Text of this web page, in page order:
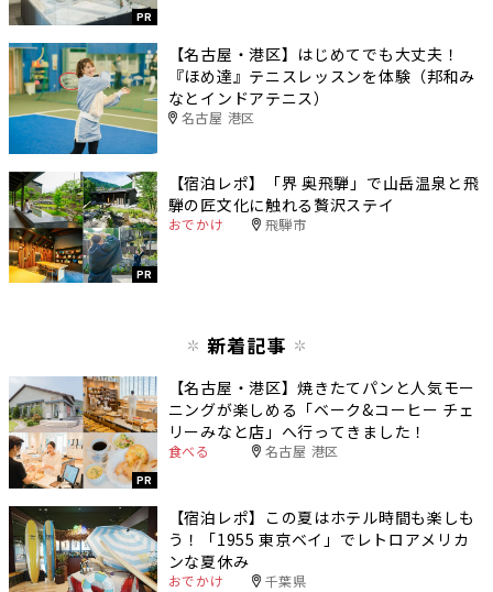
PR
【名古屋・港区】はじめてでも大丈夫！
『ほめ達』テニスレッスンを体験（邦和み
なとインドアテニス）
名古屋 港区
PR
【宿泊レポ】「界 奥飛騨」で山岳温泉と飛
騨の匠文化に触れる贅沢ステイ
おでかけ 飛騨市
新着記事
PR
【名古屋・港区】焼きたてパンと人気モー
ニングが楽しめる「ベーク&コーヒー チェ
リーみなと店」へ行ってきました！
食べる 名古屋 港区
【宿泊レポ】この夏はホテル時間も楽しも
う！「1955 東京ベイ」でレトロアメリカ
ンな夏休み
おでかけ 千葉県